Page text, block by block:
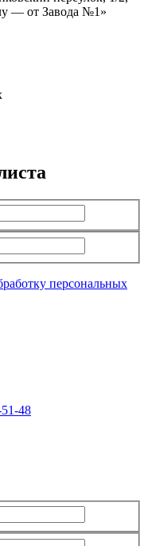
— от Завода №1»
персональных
48